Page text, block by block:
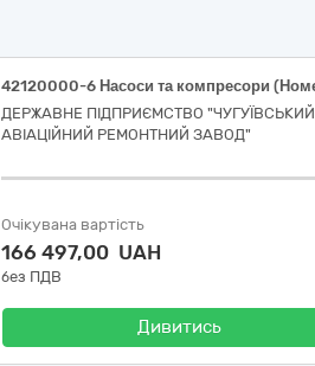
ДЕРЖАВНЕ ПІДПРИЄМСТВО "ЧУГУЇВСЬКИЙ
АВІАЦІЙНИЙ РЕМОНТНИЙ ЗАВОД"
Очікувана вартість
166 497,00 UAH
без ПДВ
Дивитись